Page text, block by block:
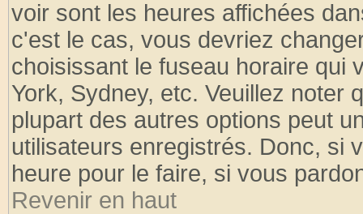
voir sont les heures affichées
c'est le cas, vous devriez
choisissant le fuseau horaire qui
York, Sydney, etc. Veuillez noter
plupart des autres options peut
utilisateurs enregistrés. Donc, si
heure pour le faire, si vous
Revenir en haut